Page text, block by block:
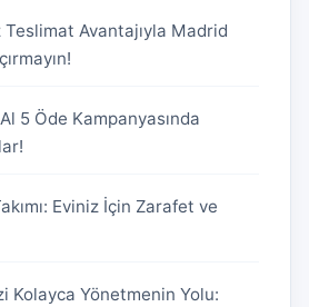
Teslimat Avantajıyla Madrid
5 Öde Kampanyasında
Eviniz İçin Zarafet ve
Kolayca Yönetmenin Yolu: